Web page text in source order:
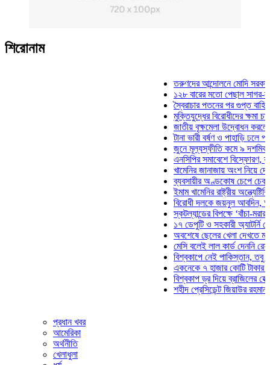
শিরোনাম
তরুণদের আন্দোলনে মোদি সরকার
১২৮ বারের মতো পেছাল সাগর-রুনি
স্বৈরাচার পতনের পর গুপ্ত বাহিনীর
মুক্তিযুদ্ধের বিরোধীদের ক্ষমা চাইতে
জাতীয় বৃক্ষমেলা উদ্বোধন করলেন
টানা ভারী বর্ষণ ও পাহাড়ি ঢলে
জুনে মূল্যস্ফীতি কমে ৯ দশমিক ১৬
এনসিপির সমাবেশে বিস্ফোরণ,
খামেনির জানাজায় অংশ নিয়ে দেশে
ব্যবসায়ীর অণ্ডকোষ চেপে চেক-
ইমাম খামেনির রাষ্ট্রীয়
বিরোধী দলকে জয়নুল আবদিন,
স্কটল্যান্ডের বিপক্ষে ‘বাঁচা-মরার
১৭ ডেপুটি ও সহকারী অ্যাটর্নি
অবশেষে ছেলের খেলা দেখতে মাঠে
মেসি বলেই লাল কার্ড দেননি রেফারি!
বিশ্বকাপে নেই পাকিস্তান, তবু
একনেকে ৭ হাজার কোটি টাকার ৫
বিশ্বকাপ ড্র দিয়ে ব্রাজিলের হেক্সা
শহীদ প্রেসিডেন্ট জিয়াউর রহমান
প্রধান খবর
আমেরিকা
অর্থনীতি
খেলাধুলা